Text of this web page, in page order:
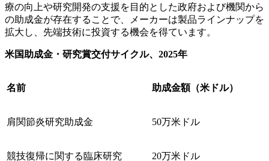
療の向上や研究開発の支援を目的とした政府および機関から
の助成金が存在することで、メーカーは製品ラインナップを
拡大し、先端技術に投資する機会を得ています。
米国助成金・研究賞交付サイクル、2025年
名前 助成金額（米ドル）
肩関節炎研究助成金 50万米ドル
競技復帰に関する臨床研究 20万米ドル